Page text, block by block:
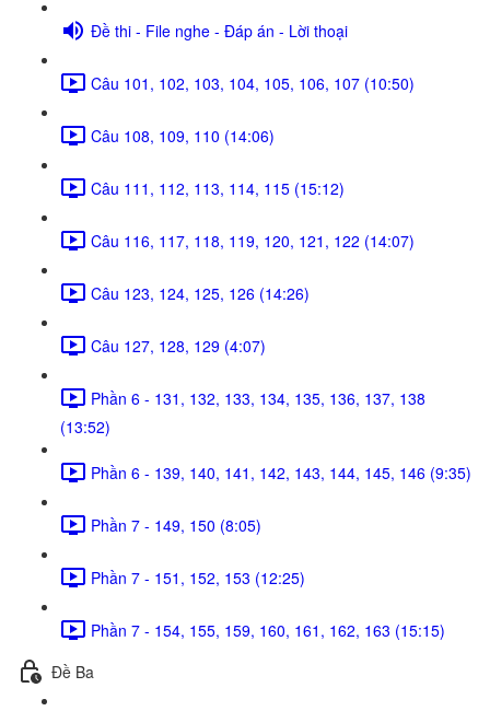
Đề thi - File nghe - Đáp án - Lời thoại
Câu 101, 102, 103, 104, 105, 106, 107 (10:50)
Câu 108, 109, 110 (14:06)
Câu 111, 112, 113, 114, 115 (15:12)
Câu 116, 117, 118, 119, 120, 121, 122 (14:07)
Câu 123, 124, 125, 126 (14:26)
Câu 127, 128, 129 (4:07)
Phần 6 - 131, 132, 133, 134, 135, 136, 137, 138
(13:52)
Phần 6 - 139, 140, 141, 142, 143, 144, 145, 146 (9:35)
Phần 7 - 149, 150 (8:05)
Phần 7 - 151, 152, 153 (12:25)
Phần 7 - 154, 155, 159, 160, 161, 162, 163 (15:15)
Đề Ba